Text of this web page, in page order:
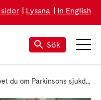
Lyssna In English
Sök
Poddtips: Vad vet du om Parkinsons sjukdom?